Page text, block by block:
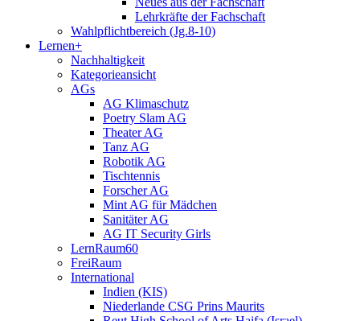
Lehrkräfte der Fachschaft
Wahlpflichtbereich (Jg.8-10)
Lernen+
Nachhaltigkeit
Kategorieansicht
AGs
AG Klimaschutz
Poetry Slam AG
Theater AG
Tanz AG
Robotik AG
Tischtennis
Forscher AG
Mint AG für Mädchen
Sanitäter AG
AG IT Security Girls
LernRaum60
FreiRaum
International
Indien (KIS)
Niederlande CSG Prins Maurits